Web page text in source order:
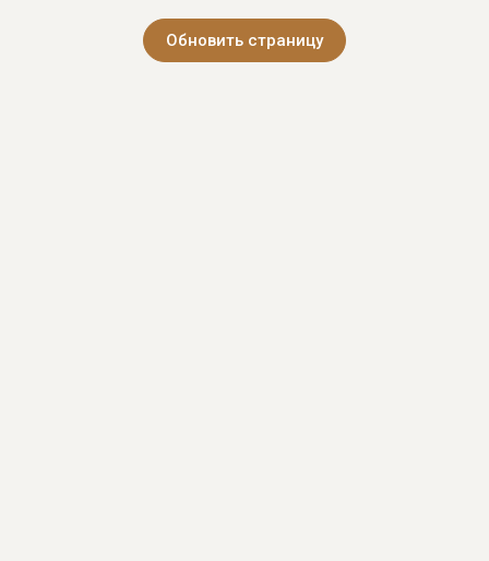
Обновить страницу